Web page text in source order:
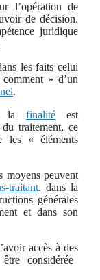
l’opération de
de décision.
juridique
les faits celui
» d’un
.
la finalité est
du traitement, ce
les « éléments
moyens peuvent
traitant, dans la
générales
et dans son
accès à des
considérée